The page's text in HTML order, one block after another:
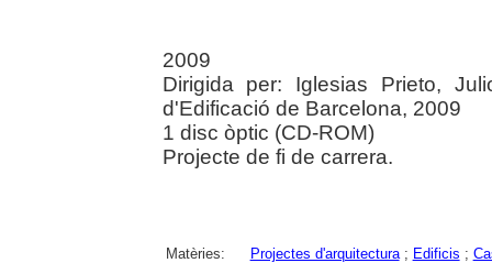
2009
Dirigida per: Iglesias Prieto,
d'Edificació de Barcelona, 2009
1 disc òptic (CD-ROM)
Projecte de fi de carrera.
Matèries: Projectes d'arquitectura; Edificis ;